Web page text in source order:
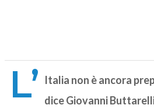
L’ Italia non è ancora
dice Giovanni